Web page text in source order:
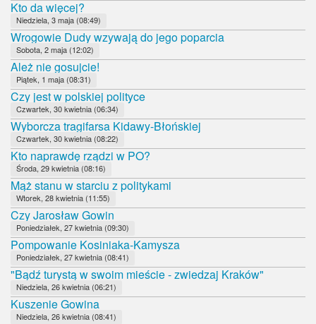
Kto da więcej?
Niedziela, 3 maja (08:49)
Wrogowie Dudy wzywają do jego poparcia
Sobota, 2 maja (12:02)
Ależ nie gosujcie!
Piątek, 1 maja (08:31)
Czy jest w polskiej polityce
Czwartek, 30 kwietnia (06:34)
Wyborcza tragifarsa Kidawy-Błońskiej
Czwartek, 30 kwietnia (08:22)
Kto naprawdę rządzi w PO?
Środa, 29 kwietnia (08:16)
Mąż stanu w starciu z politykami
Wtorek, 28 kwietnia (11:55)
Czy Jarosław Gowin
Poniedziałek, 27 kwietnia (09:30)
Pompowanie Kosiniaka-Kamysza
Poniedziałek, 27 kwietnia (08:41)
"Bądź turystą w swoim mieście - zwiedzaj Kraków"
Niedziela, 26 kwietnia (06:21)
Kuszenie Gowina
Niedziela, 26 kwietnia (08:41)